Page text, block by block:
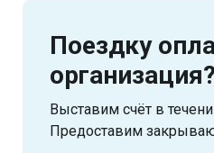
Поездку
организация?
Выставим счёт в
Предоставим